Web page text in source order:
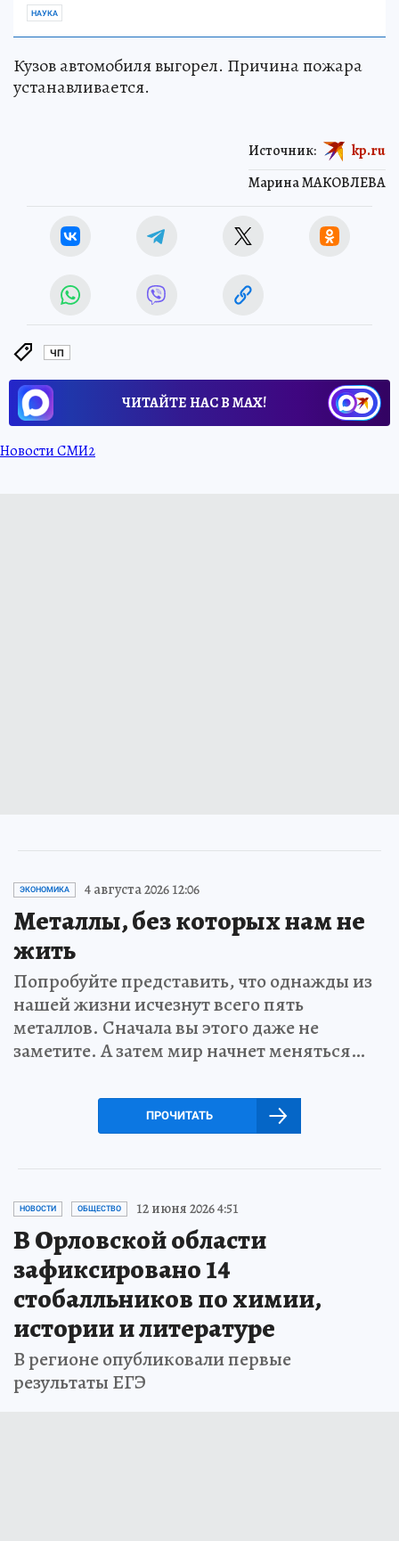
НАУКА
Кузов автомобиля выгорел. Причина пожара
устанавливается.
Марина МАКОВЛЕВА
Источник: kp.ru
ЧП
ЧИТАЙТЕ НАС В МАХ!
Новости СМИ2
ЭКОНОМИКА 4 августа 2026 12:06
Металлы, без которых нам не
жить
Попробуйте представить, что однажды из
нашей жизни исчезнут всего пять
металлов. Сначала вы этого даже не
заметите. А затем мир начнет меняться…
ПРОЧИТАТЬ
НОВОСТИ ОБЩЕСТВО 12 июня 2026 4:51
В Орловской области
зафиксировано 14
стобалльников по химии,
истории и литературе
В регионе опубликовали первые
результаты ЕГЭ